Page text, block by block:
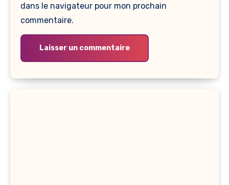
dans le navigateur pour mon prochain
commentaire.